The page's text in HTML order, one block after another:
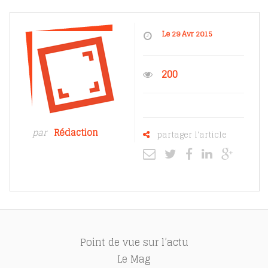
par Rédaction
Le 29 Avr 2015
200
partager l'article
Point de vue sur l’actu
Le Mag